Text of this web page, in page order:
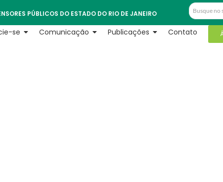
PÚBLICOS DO ESTADO DO RIO DE JANEIRO
se Comunicação Publicações Contato